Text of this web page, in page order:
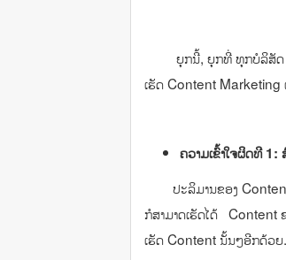
ຍຸກນີ້, ຍຸກທີ່ ທຸກບໍລິສັດ ຈະ
ເຮັດ Content Marketing
ຄວາມເຂົ້າໃຈຜິດທີ1:
ປະລິມານຂອງ Content
ກໍສາມາດເຮັດໄດ້ Content ຂ
ເຮັດ Content ນັ້ນໆອີກດ້ວຍ.